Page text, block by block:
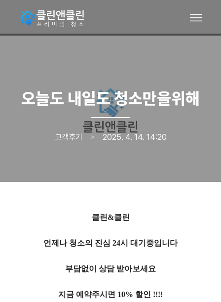
오늘도 내일도 청소만을위해
고객후기 > 2025. 4. 14. 14:20
클린&클린
언제나 청소의 진심 24시 대기중입니다
부담없이 상담 받아보세요
지금 예약주시면 10% 할인 !!!!